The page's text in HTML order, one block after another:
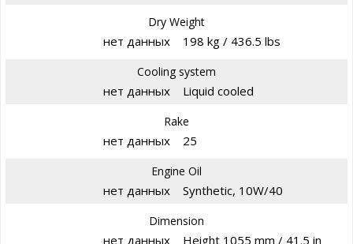
Dry Weight
нет данных 198 kg / 436.5 lbs
Cooling system
нет данных Liquid cooled
Rake
нет данных 25
Engine Oil
нет данных Synthetic, 10W/40
Dimension
нет данных Height 1055 mm / 41.5 in